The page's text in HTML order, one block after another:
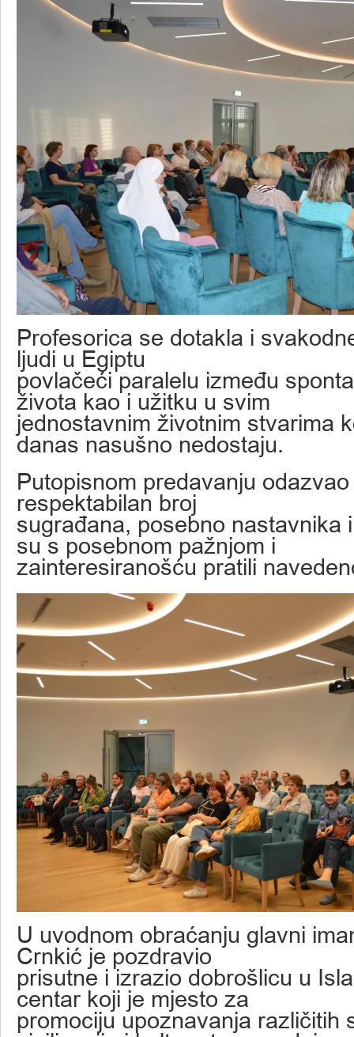
Profesorica se dotakla i
ljudi u Egiptu
povlačeći paralelu između
života kao i užitku u svim
jednostavnim životnim stvarima
danas nasušno nedostaju.
Putopisnom predavanju
respektabilan broj
sugrađana, posebno nastavnika
su s posebnom pažnjom i
zainteresiranošću pratili
U uvodnom obraćanju glavni
Crnkić je pozdravio
prisutne i izrazio dobrošlicu u
centar koji je mjesto za
promociju upoznavanja različitih